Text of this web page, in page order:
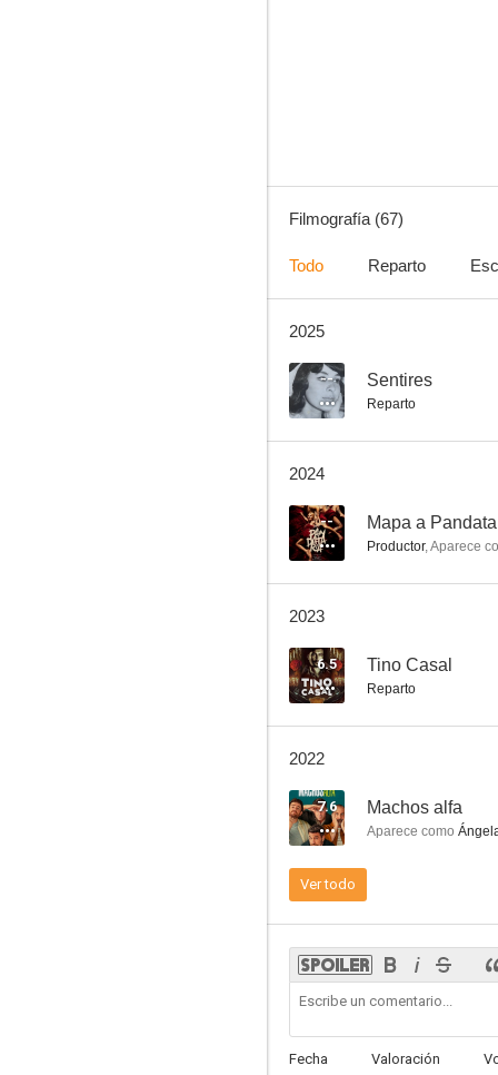
Todo sobre mi madre
Filmografía (67)
Todo Reparto
2025
-- Sentires
Reparto
2024
-- Mapa a
Productor,Aparece
2023
6.5 Tino Casal
Reparto
2022
7.6 Machos alfa
Aparece como
Ver todo
Fecha Valoración